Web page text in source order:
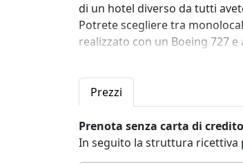
di un hotel diverso da tutti
Potrete scegliere tra
realizzato con un Boeing 727
esposti a ricca diversità
farfalle condivideranno i motivi
Il resort dispone di 4 ristoranti
Noi viviamo in un posto
all'ecologia del nostro pianeta
resort". Naturalmente
Prezzi
Prenota senza carta di
In seguito la struttura